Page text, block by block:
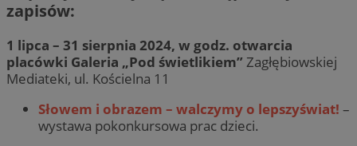
zapisów:
1 lipca – 31 sierpnia 2024, w godz. otwarcia
placówki Galeria „Pod świetlikiem” Zagłębiowskiej
Mediateki, ul. Kościelna 11
Słowem i obrazem – walczymy o lepszyświat! –
wystawa pokonkursowa prac dzieci.